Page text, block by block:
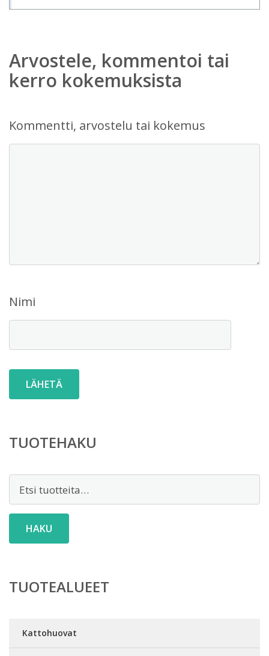
Arvostele, kommentoi tai
kerro kokemuksista
Kommentti, arvostelu tai kokemus
Nimi
TUOTEHAKU
HAKU
TUOTEALUEET
Kattohuovat